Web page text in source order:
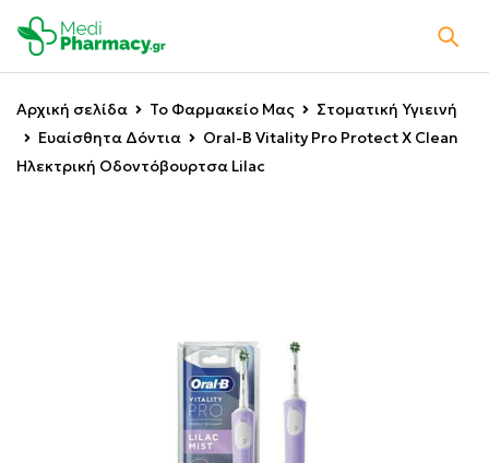
Αρχική σελίδα Το Φαρμακείο Μας
Στοματική Υγιεινή
Ευαίσθητα Δόντια
Oral-B Vitality Pro Protect X Clean
Ηλεκτρική Οδοντόβουρτσα Lilac